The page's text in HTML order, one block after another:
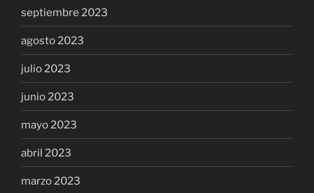
septiembre 2023
agosto 2023
julio 2023
junio 2023
mayo 2023
abril 2023
marzo 2023